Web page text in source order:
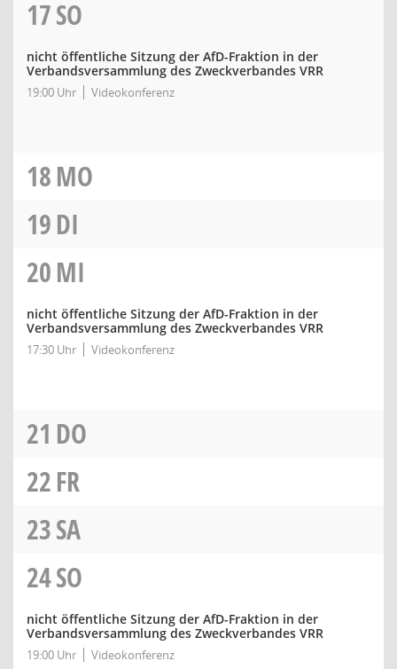
17SO
nicht öffentliche Sitzung der AfD-Fraktion in der
Verbandsversammlung des Zweckverbandes VRR
19:00 Uhr Videokonferenz
18MO
19DI
20MI
nicht öffentliche Sitzung der AfD-Fraktion in der
Verbandsversammlung des Zweckverbandes VRR
17:30 Uhr Videokonferenz
21 DO
22FR
23SA
24SO
nicht öffentliche Sitzung der AfD-Fraktion in der
Verbandsversammlung des Zweckverbandes VRR
19:00 Uhr Videokonferenz